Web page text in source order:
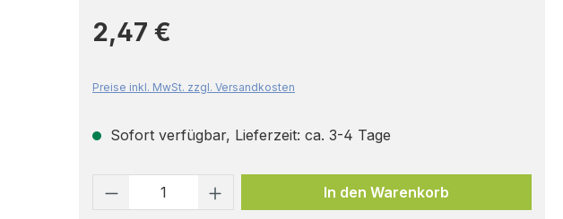
Regulärer Preis:
2,47 €
Preise inkl. MwSt. zzgl. Versandkosten
Sofort verfügbar, Lieferzeit: ca. 3-4 Tage
Produkt Anzahl: Gib den gewünschten Wert
In den Warenkorb